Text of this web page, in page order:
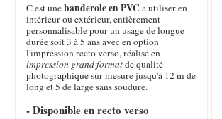
C est unebanderole en PVC a utiliser en
intérieur ou extérieur, entièrement
personnalisable pour un usage de longue
durée soit 3 à 5 ans avec en option
l'impression recto verso, réalisé en
impression grand formatde qualité
photographique sur mesure jusqu'à 12 m de
long et 5 de large sans soudure.
- Disponible en recto verso